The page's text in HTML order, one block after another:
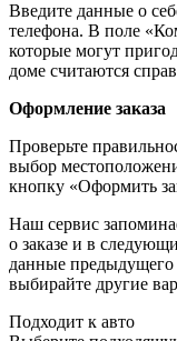
Введите данные о
телефона. В поле
которые могут
доме считаются
Оформление заказа
Проверьте
выбор
кнопку «Оформить
Наш сервис
о заказе и в
данные предыдущего
выбирайте другие
Подходит к авто